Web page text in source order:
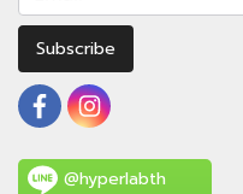
Subscribe
@hyperlabth